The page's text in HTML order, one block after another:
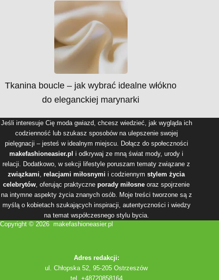
Tkanina boucle – jak wybrać idealne włókno
do eleganckiej marynarki
Jeśli interesuje Cię moda gwiazd, chcesz wiedzieć, jak wygląda ich
codzienność lub szukasz sposobów na ulepszenie swojej
pielęgnacji – jesteś w idealnym miejscu. Dołącz do społeczności
makefashioneasier.pl i odkrywaj ze mną świat mody, urody i
relacji. Dodatkowo, w sekcji lifestyle poruszam tematy związane z
związkami,relacjami miłosnymi i codziennymstylem życia
celebrytów, oferując praktyczneporady miłosne oraz spojrzenie
na intymne aspekty życia znanych osób. Moje treści tworzone są z
myślą o kobietach szukających inspiracji, autentyczności i wiedzy
na temat współczesnego stylu bycia.
Copyright © 2026 makefashioneasier.pl
Adres redakcji:
ul. Chłopska 52, 95-205 Ostrzeszów
tel. +48720858164